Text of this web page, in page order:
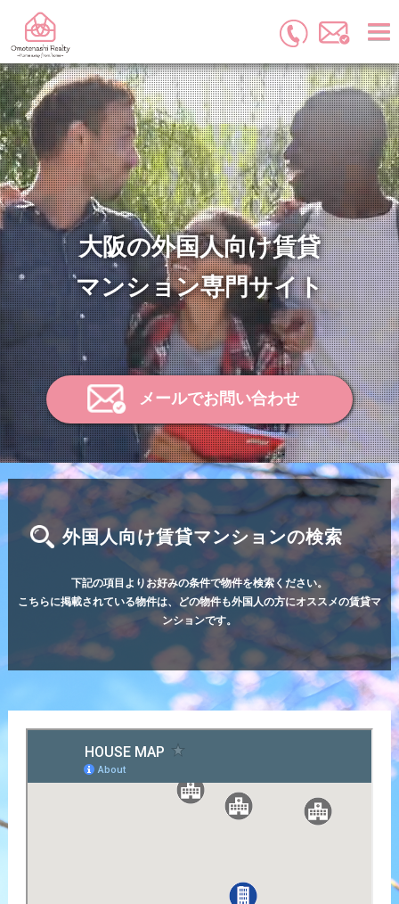
大阪の外国人向け賃貸
マンション専門サイト
メールでお問い合わせ
外国人向け賃貸マンションの検索
下記の項目よりお好みの条件で物件を検索ください。
こちらに掲載されている物件は、どの物件も外国人の方にオススメの賃貸マ
ンションです。